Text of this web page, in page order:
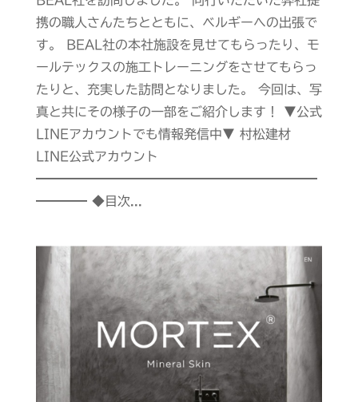
携の職人さんたちとともに、ベルギーへの出張で
す。 BEAL社の本社施設を見せてもらったり、モ
ールテックスの施工トレーニングをさせてもらっ
たりと、充実した訪問となりました。 今回は、写
真と共にその様子の一部をご紹介します！ ▼公式
LINEアカウントでも情報発信中▼ 村松建材
LINE公式アカウント
━━━━━━━━━━━━━━━━━━━━━━
━━━━ ◆目次...